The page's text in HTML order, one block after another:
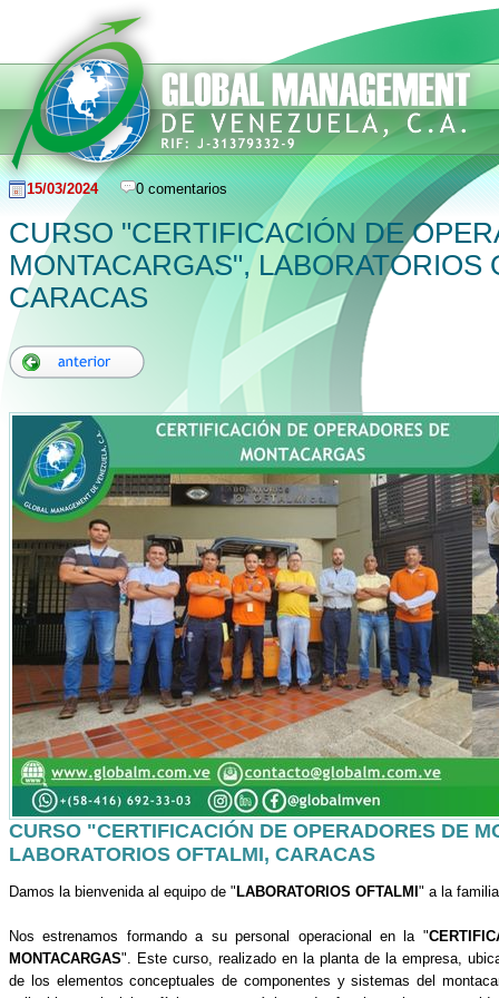
15/03/2024 0 comentarios
CURSO "CERTIFICACIÓN DE
MONTACARGAS", LABORATORIOS
CARACAS
CURSO "CERTIFICACIÓN DE OPERADORES DE
LABORATORIOS OFTALMI, CARACAS
Damos la bienvenida al equipo de "LABORATORIOS OFTALMI" a la
Nos estrenamos formando a su personal operacional en la "
MONTACARGAS". Este curso, realizado en la planta de la empresa,
de los elementos conceptuales de componentes y sistemas del